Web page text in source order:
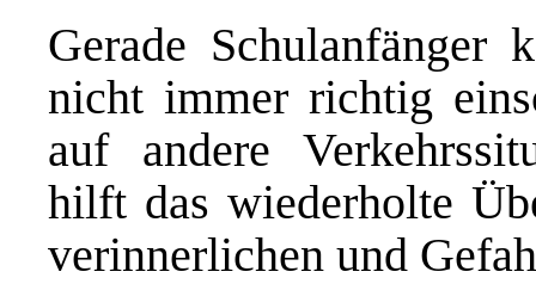
Gerade Schulanfänger
nicht immer richtig
auf andere
hilft das wiederholte
verinnerlichen und